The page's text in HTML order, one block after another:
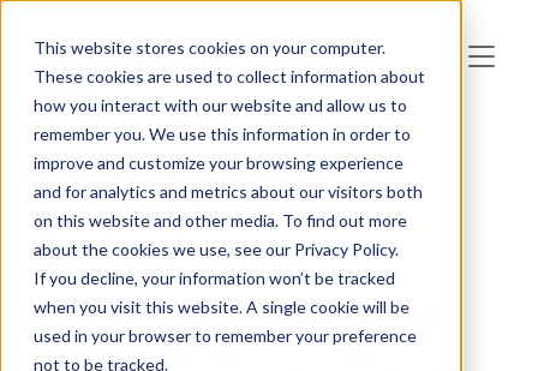
This website stores cookies on your computer.
These cookies are used to collect information about
how you interact with our website and allow us to
remember you. We use this information in order to
improve and customize your browsing experience
and for analytics and metrics about our visitors both
on this website and other media. To find out more
about the cookies we use, see our Privacy Policy.
If you decline, your information won’t be tracked
when you visit this website. A single cookie will be
used in your browser to remember your preference
not to be tracked.
HubSpot Xellent ERP
Avtal,
anläggningar